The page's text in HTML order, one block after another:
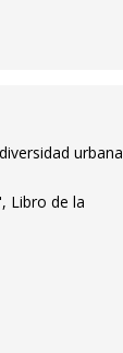
urbana
Libro de la